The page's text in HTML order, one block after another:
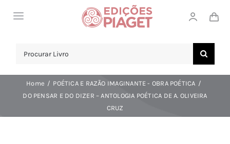
Toggle
NOTICIAS
APOIO AO CLIENTE
Search
Home
POÉTICA E RAZÃO IMAGINANTE - OBRA POÉTICA
DO PENSAR E DO DIZER – ANTOLOGIA POÉTICA DE A. OLIVEIRA
CRUZ